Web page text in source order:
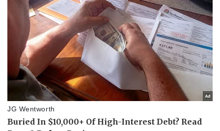
Dinh dưỡng - món ngon
Sản phụ khoa
Đời sống
Tình yêu - Gia đình